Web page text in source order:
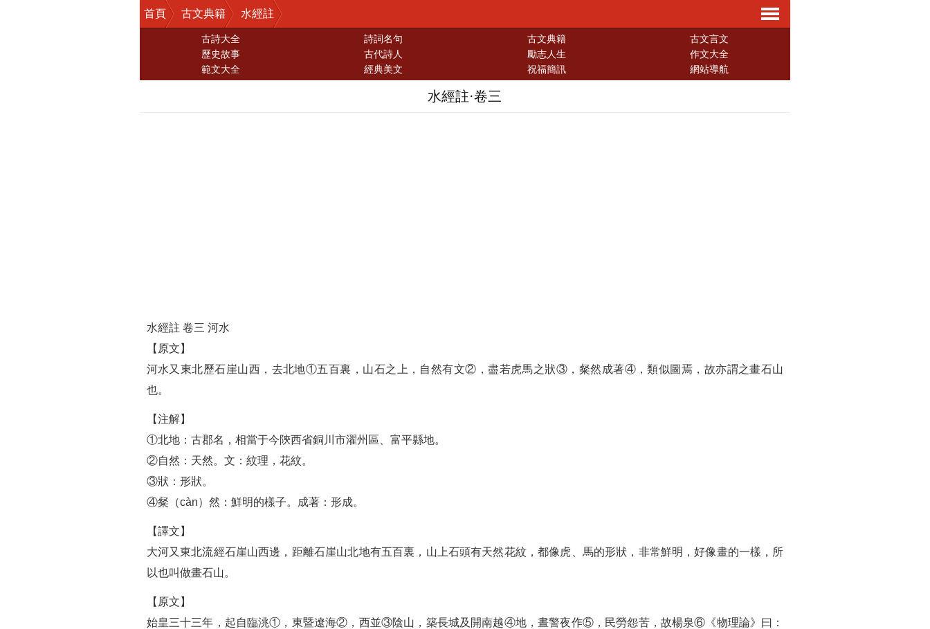
首頁 古文典籍
水經註
導
古詩大全 詩詞名句 古文典籍
古文言文
歷史故事
古代詩人 勵志人生
作文大全
範文大全
經典美文 祝福簡訊 網站導航
水經註·卷三
水經註 卷三 河水
【原文】
河水又東北歷石崖山西，去北地①五百裏，山石之上，自然有文②，盡若虎馬之狀③，粲然成著④，類似圖焉，故亦謂之畫石山
也。
【注解】
①北地：古郡名，相當于今陝西省銅川市濯州區、富平縣地。
②自然：天然。文：紋理，花紋。
③狀：形狀。
④粲（càn）然：鮮明的樣子。成著：形成。
【譯文】
大河又東北流經石崖山西邊，距離石崖山北地有五百裏，山上石頭有天然花紋，都像虎、馬的形狀，非常鮮明，好像畫的一樣，所
以也叫做畫石山。
【原文】
始皇三十三年，起自臨洮①，東暨遼海②，西並③陰山，築長城及開南越④地，晝警夜作⑤，民勞怨苦，故楊泉⑥《物理論》曰：